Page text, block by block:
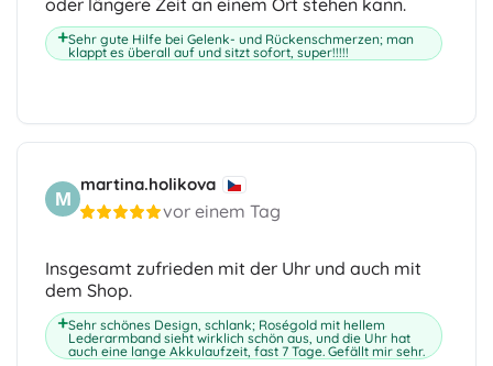
oder längere Zeit an einem Ort stehen kann.
Sehr gute Hilfe bei Gelenk- und Rückenschmerzen; man
klappt es überall auf und sitzt sofort, super!!!!!
M
martina.holikova
vor einem Tag
Insgesamt zufrieden mit der Uhr und auch mit
dem Shop.
Sehr schönes Design, schlank; Roségold mit hellem
Lederarmband sieht wirklich schön aus, und die Uhr hat
auch eine lange Akkulaufzeit, fast 7 Tage. Gefällt mir sehr.